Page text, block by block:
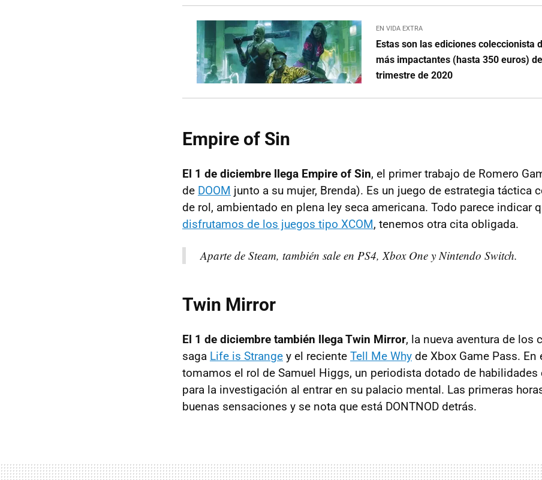
EN VIDA EXTRA
Estas son las ediciones coleccionista
más impactantes (hasta 350 euros)
trimestre de 2020
Empire of Sin
El 1 de diciembre llega Empire of Sin, el primer trabajo de Romero
de DOOM junto a su mujer, Brenda). Es un juego de estrategia táctica
de rol, ambientado en plena ley seca americana. Todo parece indicar
disfrutamos de los juegos tipo XCOM, tenemos otra cita obligada.
Aparte de Steam, también sale en PS4, Xbox One y Nintendo Switch.
Twin Mirror
El 1 de diciembre también llega Twin Mirror, la nueva aventura de los
saga Life is Strange y el reciente Tell Me Why de Xbox Game Pass. En
tomamos el rol de Samuel Higgs, un periodista dotado de habilidades
para la investigación al entrar en su palacio mental. Las primeras
buenas sensaciones y se nota que está DONTNOD detrás.